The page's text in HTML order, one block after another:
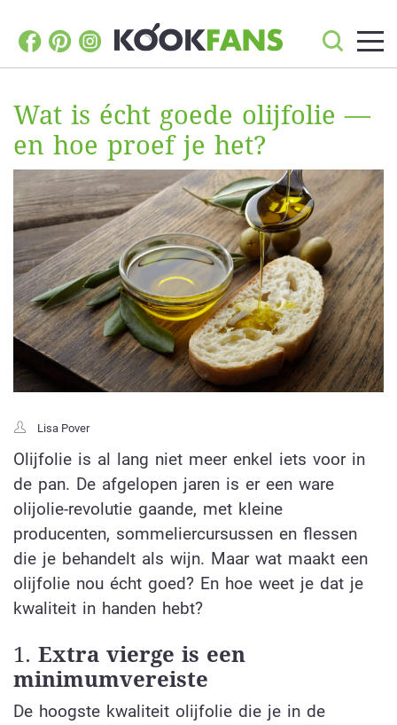
Wat is écht goede olijfolie —
en hoe proef je het?
Lisa Pover
Olijfolie is al lang niet meer enkel iets voor in
de pan. De afgelopen jaren is er een ware
olijolie-revolutie gaande, met kleine
producenten, sommeliercursussen en flessen
die je behandelt als wijn. Maar wat maakt een
olijfolie nou écht goed? En hoe weet je dat je
kwaliteit in handen hebt?
1. Extra vierge is een
minimumvereiste
De hoogste kwaliteit olijfolie die je in de